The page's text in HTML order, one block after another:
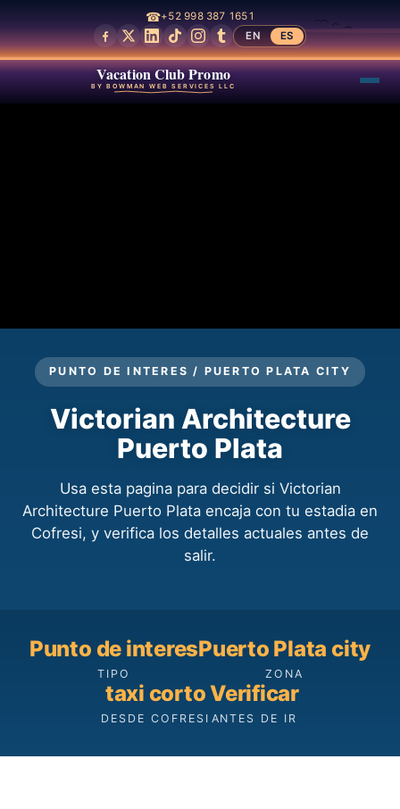
☎+52 998 387 1651
EN
ES
Vacation Club Promo
BY BOWMAN WEB SERVICES LLC
PUNTO DE INTERES / PUERTO PLATA CITY
Victorian Architecture
Puerto Plata
Usa esta pagina para decidir si Victorian
Architecture Puerto Plata encaja con tu estadia en
Cofresi, y verifica los detalles actuales antes de
salir.
Punto de interes
TIPO
Puerto Plata city
ZONA
taxi corto
DESDE COFRESI
Verificar
ANTES DE IR